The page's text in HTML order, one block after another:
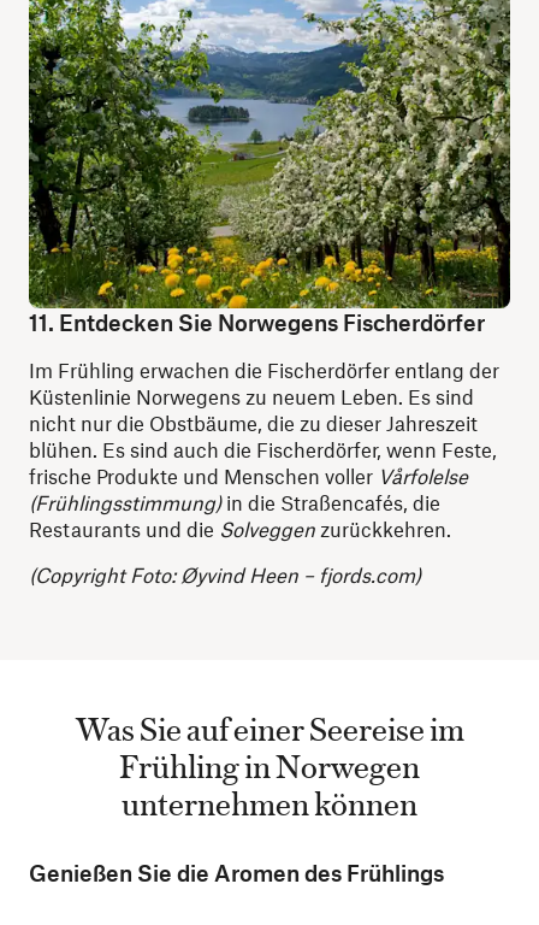
11. Entdecken Sie Norwegens Fischerdörfer
Im Frühling erwachen die Fischerdörfer entlang der
Küstenlinie Norwegens zu neuem Leben. Es sind
nicht nur die Obstbäume, die zu dieser Jahreszeit
blühen. Es sind auch die Fischerdörfer, wenn Feste,
frische Produkte und Menschen voller Vårfolelse
(Frühlingsstimmung)in die Straßencafés, die
Restaurants und die Solveggen zurückkehren.
(Copyright Foto: Øyvind Heen – fjords.com)
Was Sie auf einer Seereise im
Frühling in Norwegen
unternehmen können
Genießen Sie die Aromen des Frühlings